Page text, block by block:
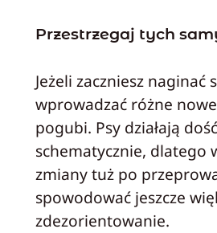
Przestrzegaj tych
Jeżeli zaczniesz naginać
wprowadzać różne
pogubi. Psy działają dość
schematycznie, dlatego
zmiany tuż po
spowodować jeszcze
zdezorientowanie.